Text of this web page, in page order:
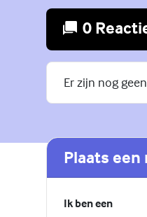
0
Er zijn nog
Plaats een
Ik ben een